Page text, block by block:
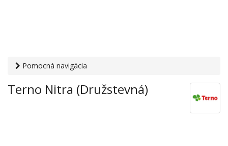
Pomocná navigácia
supermarkety› Terno Nitra (Družstevná)
Terno Nitra (Družstevná)